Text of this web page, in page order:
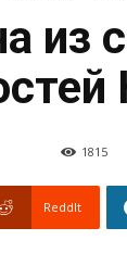
1815
ReddIt